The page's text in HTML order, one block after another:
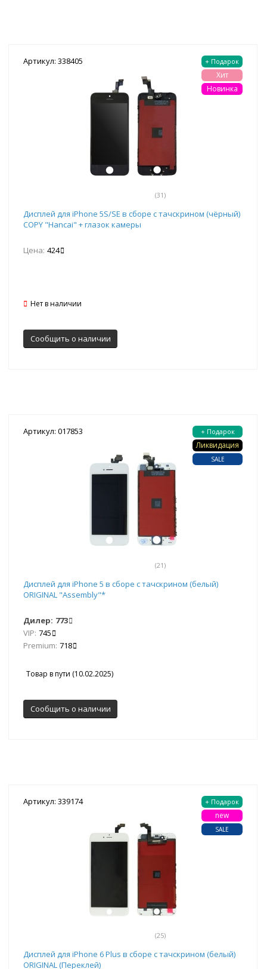
Артикул: 338405
(31)
+ Подарок
Хит
Новинка
Дисплей для iPhone 5S/SE в сборе с тачскрином (чёрный)
COPY "Hancai" + глазок камеры
Цена: 424
Нет в наличии
Сообщить о наличии
Артикул: 017853
(21)
+ Подарок
Ликвидация
SALE
Дисплей для iPhone 5 в сборе с тачскрином (белый)
ORIGINAL "Assembly"*
Дилер: 773
VIP: 745
Premium: 718
Товар в пути (10.02.2025)
Сообщить о наличии
Артикул: 339174
(25)
+ Подарок
new
SALE
Дисплей для iPhone 6 Plus в сборе с тачскрином (белый)
ORIGINAL (Переклей)